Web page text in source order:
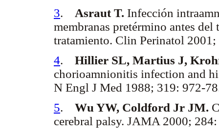
3. Asraut T. Infección
membranas pretérmino antes
tratamiento. Clin Perinatol
4. Hillier SL, Martius J,
chorioamnionitis infection and
N Engl J Med 1988; 319: 972-
5. Wu YW, Coldford Jr JM.
cerebral palsy. JAMA 2000;